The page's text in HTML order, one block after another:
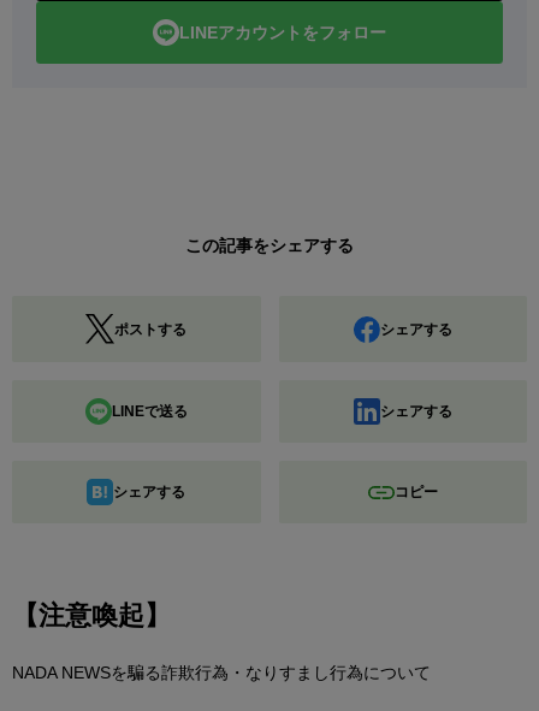
LINEアカウントをフォロー
この記事をシェアする
ポストする シェアする
LINEで送る シェアする
シェアする コピー
【注意喚起】
NADA NEWSを騙る詐欺行為・なりすまし行為について